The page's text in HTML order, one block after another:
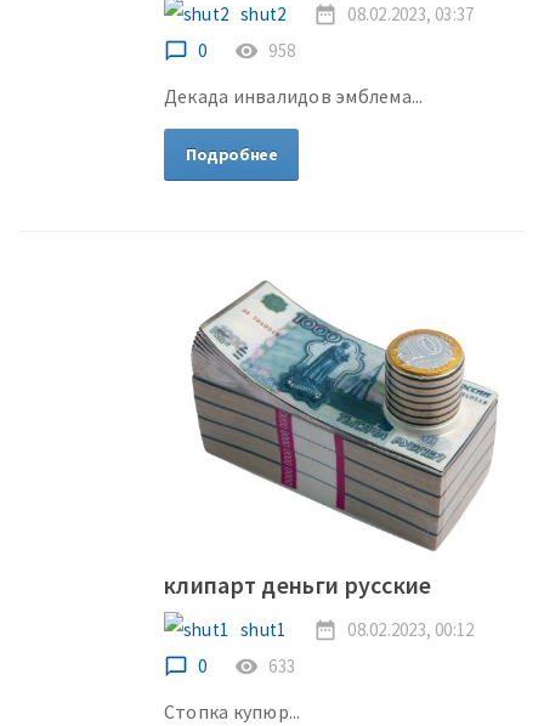
shut2 date_range 08.02.2023, 03:37
chat_bubble_outline 0 remove_red_eye 958
Декада инвалидов эмблема...
Подробнее
клипарт деньги русские
shut1 date_range 08.02.2023, 00:12
chat_bubble_outline 0 remove_red_eye 633
Стопка купюр...